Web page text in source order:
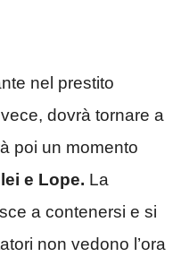
nel prestito
dovrà tornare a
poi un momento
e Lope. La
a contenersi e si
non vedono l’ora